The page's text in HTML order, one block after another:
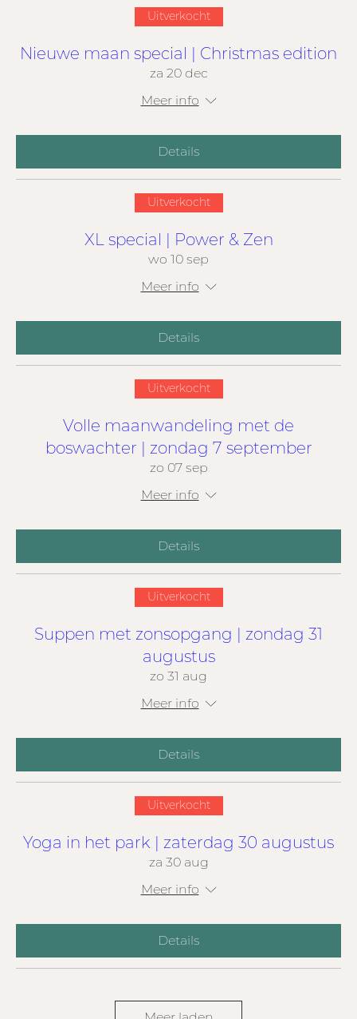
Uitverkocht
Nieuwe maan special | Christmas edition
za 20 dec
Meer info
Details
Uitverkocht
XL special | Power & Zen
wo 10 sep
Meer info
Details
Uitverkocht
Volle maanwandeling met de
boswachter | zondag 7 september
zo 07 sep
Meer info
Details
Uitverkocht
Suppen met zonsopgang | zondag 31
augustus
zo 31 aug
Meer info
Details
Uitverkocht
Yoga in het park | zaterdag 30 augustus
za 30 aug
Meer info
Details